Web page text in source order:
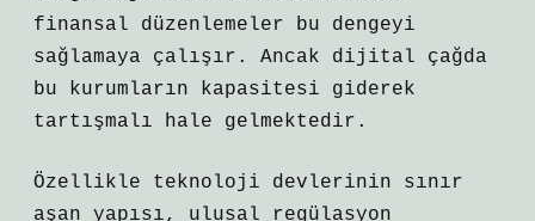
finansal düzenlemeler bu dengeyi
sağlamaya çalışır. Ancak dijital çağda
bu kurumların kapasitesi giderek
tartışmalı hale gelmektedir.
Özellikle teknoloji devlerinin sınır
aşan yapısı, ulusal regülasyon